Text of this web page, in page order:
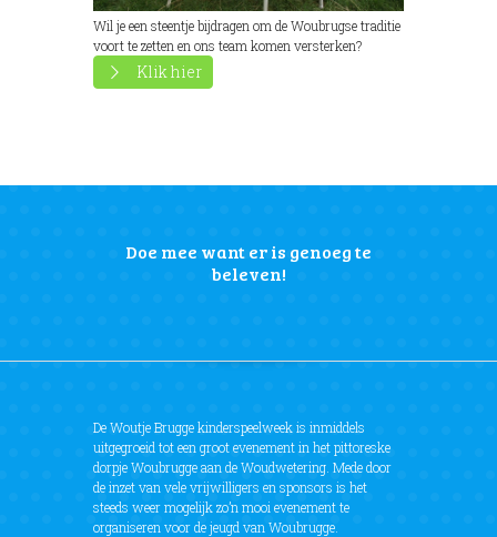
Wil je een steentje bijdragen om de Woubrugse traditie
voort te zetten en ons team komen versterken?
Klik hier
Doe mee want er is genoeg te
beleven!
De Woutje Brugge kinderspeelweek is inmiddels
uitgegroeid tot een groot evenement in het pittoreske
dorpje Woubrugge aan de Woudwetering. Mede door
de inzet van vele vrijwilligers en sponsors is het
steeds weer mogelijk zo’n mooi evenement te
organiseren voor de jeugd van Woubrugge.